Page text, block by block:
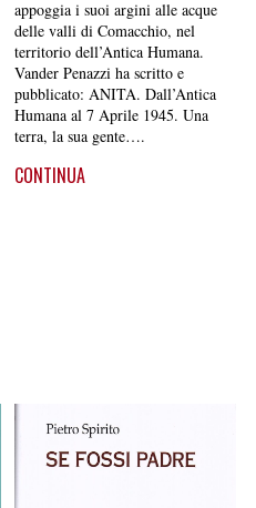
appoggia i suoi argini alle acque
delle valli di Comacchio, nel
territorio dell’Antica Humana.
Vander Penazzi ha scritto e
pubblicato: ANITA. Dall’Antica
Humana al 7 Aprile 1945. Una
terra, la sua gente….
CONTINUA